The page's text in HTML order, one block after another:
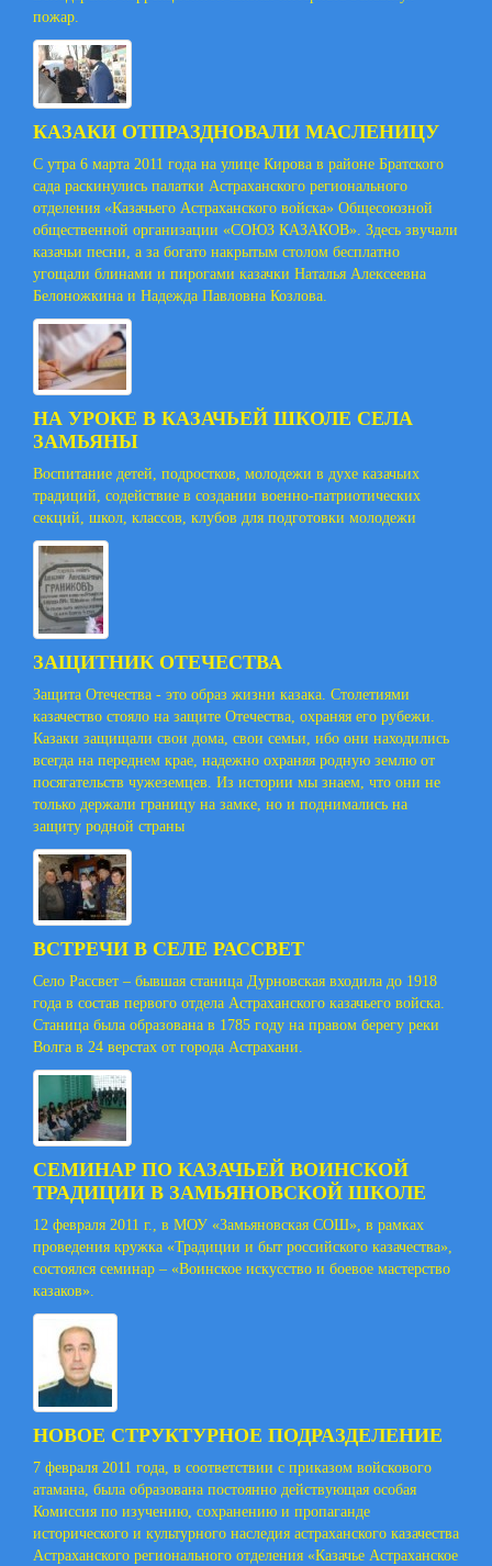
пожар.
КАЗАКИ ОТПРАЗДНОВАЛИ МАСЛЕНИЦУ
С утра 6 марта 2011 года на улице Кирова в районе Братского
сада раскинулись палатки Астраханского регионального
отделения «Казачьего Астраханского войска» Общесоюзной
общественной организации «СОЮЗ КАЗАКОВ». Здесь звучали
казачьи песни, а за богато накрытым столом бесплатно
угощали блинами и пирогами казачки Наталья Алексеевна
Белоножкина и Надежда Павловна Козлова.
НА УРОКЕ В КАЗАЧЬЕЙ ШКОЛЕ СЕЛА
ЗАМЬЯНЫ
Воспитание детей, подростков, молодежи в духе казачьих
традиций, содействие в создании военно-патриотических
секций, школ, классов, клубов для подготовки молодежи
ЗАЩИТНИК ОТЕЧЕСТВА
Защита Отечества - это образ жизни казака. Столетиями
казачество стояло на защите Отечества, охраняя его рубежи.
Казаки защищали свои дома, свои семьи, ибо они находились
всегда на переднем крае, надежно охраняя родную землю от
посягательств чужеземцев. Из истории мы знаем, что они не
только держали границу на замке, но и поднимались на
защиту родной страны
ВСТРЕЧИ В СЕЛЕ РАССВЕТ
Село Рассвет – бывшая станица Дурновская входила до 1918
года в состав первого отдела Астраханского казачьего войска.
Станица была образована в 1785 году на правом берегу реки
Волга в 24 верстах от города Астрахани.
СЕМИНАР ПО КАЗАЧЬЕЙ ВОИНСКОЙ
ТРАДИЦИИ В ЗАМЬЯНОВСКОЙ ШКОЛЕ
12 февраля 2011 г., в МОУ «Замьяновская СОШ», в рамках
проведения кружка «Традиции и быт российского казачества»,
состоялся семинар – «Воинское искусство и боевое мастерство
казаков».
НОВОЕ СТРУКТУРНОЕ ПОДРАЗДЕЛЕНИЕ
7 февраля 2011 года, в соответствии с приказом войскового
атамана, была образована постоянно действующая особая
Комиссия по изучению, сохранению и пропаганде
исторического и культурного наследия астраханского казачества
Астраханского регионального отделения «Казачье Астраханское